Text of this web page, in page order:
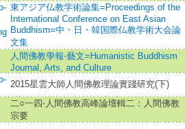
東アジア仏教学術論集=Proceedings of the
International Conference on East Asian
Buddhism=中・日・韓国際仏教学術大会論
文集
人間佛教學報‧藝文=Humanistic Buddhism
Journal, Arts, and Culture
2015星雲大師人間佛教理論實踐研究(下)
二○一四‧人間佛教高峰論壇輯二：人間佛教
宗要